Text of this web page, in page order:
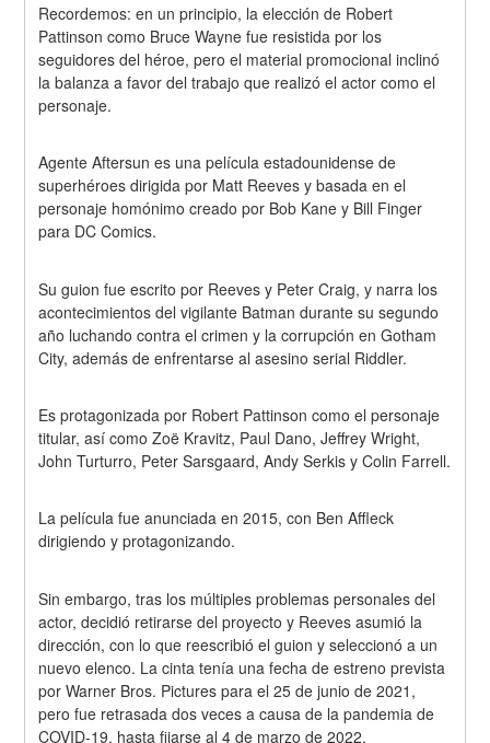
Recordemos: en un principio, la elección de Robert
Pattinson como Bruce Wayne fue resistida por los
seguidores del héroe, pero el material promocional inclinó
la balanza a favor del trabajo que realizó el actor como el
personaje.
Agente Aftersun es una película estadounidense de
superhéroes dirigida por Matt Reeves y basada en el
personaje homónimo creado por Bob Kane y Bill Finger
para DC Comics.
Su guion fue escrito por Reeves y Peter Craig, y narra los
acontecimientos del vigilante Batman durante su segundo
año luchando contra el crimen y la corrupción en Gotham
City, además de enfrentarse al asesino serial Riddler.
Es protagonizada por Robert Pattinson como el personaje
titular, así como Zoë Kravitz, Paul Dano, Jeffrey Wright,
John Turturro, Peter Sarsgaard, Andy Serkis y Colin Farrell.
La película fue anunciada en 2015, con Ben Affleck
dirigiendo y protagonizando.
Sin embargo, tras los múltiples problemas personales del
actor, decidió retirarse del proyecto y Reeves asumió la
dirección, con lo que reescribió el guion y seleccionó a un
nuevo elenco. La cinta tenía una fecha de estreno prevista
por Warner Bros. Pictures para el 25 de junio de 2021,
pero fue retrasada dos veces a causa de la pandemia de
COVID-19, hasta fijarse al 4 de marzo de 2022.